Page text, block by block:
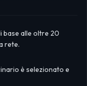
base alle oltre 20
rete.
è selezionato e